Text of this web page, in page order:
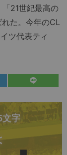
21世紀最高の
た。今年のCL
ツ代表ティ
字